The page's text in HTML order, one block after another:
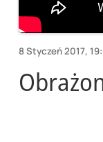
8 Styczeń 2017,